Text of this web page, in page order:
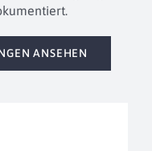
ANSEHEN